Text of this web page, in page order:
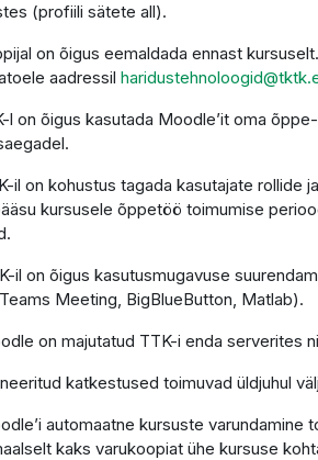
(profiili sätete all).
on õigus eemaldada ennast
aadressil
l on õigus kasutada Moodle’it oma
il on kohustus tagada kasutajate rollide
kursusele õppetöö toimumise
il on õigus kasutusmugavuse
Meeting, BigBlueButton, Matlab).
on majutatud TTK-i enda serverites
katkestused toimuvad üldjuhul
automaatne kursuste varundamine
kaks varukoopiat ühe kursuse